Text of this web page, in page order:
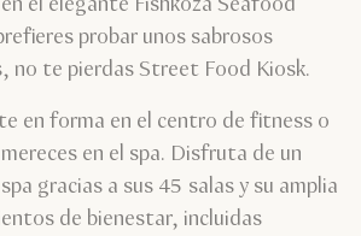
probar unos sabrosos
no te pierdas Street Food Kiosk.
en forma en el centro de fitness o
en el spa. Disfruta de un
gracias a sus 45 salas y su amplia
de bienestar, incluidas